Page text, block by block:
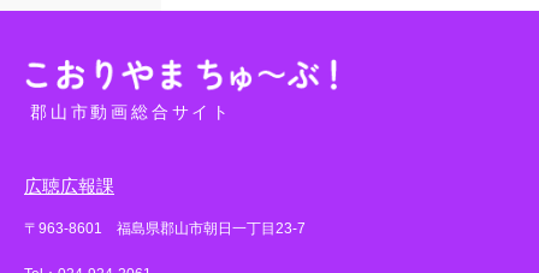
郡山市動画総合サイト
広聴広報課
〒963-8601 福島県郡山市朝日一丁目23-7